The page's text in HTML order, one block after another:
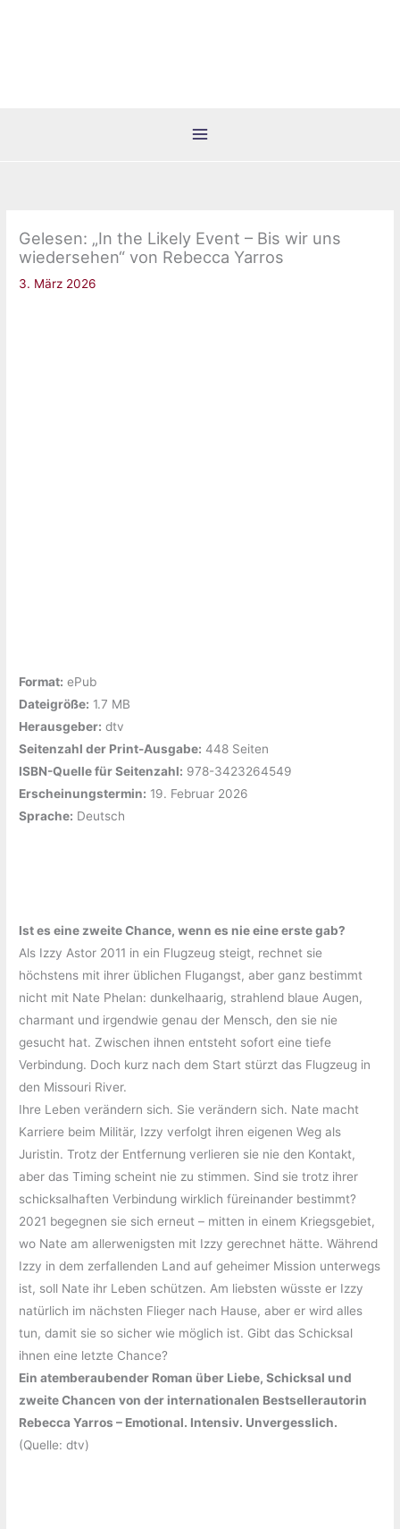
Gelesen: „In the Likely Event – Bis wir uns
wiedersehen“ von Rebecca Yarros
3. März 2026
Format: ePub
Dateigröße: ‎1.7 MB
Herausgeber: ‎dtv
Seitenzahl der Print-Ausgabe: ‎448 Seiten
ISBN-Quelle für Seitenzahl: ‎978-3423264549
Erscheinungstermin: ‎19. Februar 2026
Sprache: ‎Deutsch
Ist es eine zweite Chance, wenn es nie eine erste gab?
Als Izzy Astor 2011 in ein Flugzeug steigt, rechnet sie
höchstens mit ihrer üblichen Flugangst, aber ganz bestimmt
nicht mit Nate Phelan: dunkelhaarig, strahlend blaue Augen,
charmant und irgendwie genau der Mensch, den sie nie
gesucht hat. Zwischen ihnen entsteht sofort eine tiefe
Verbindung. Doch kurz nach dem Start stürzt das Flugzeug in
den Missouri River.
Ihre Leben verändern sich. Sie verändern sich. Nate macht
Karriere beim Militär, Izzy verfolgt ihren eigenen Weg als
Juristin. Trotz der Entfernung verlieren sie nie den Kontakt,
aber das Timing scheint nie zu stimmen. Sind sie trotz ihrer
schicksalhaften Verbindung wirklich füreinander bestimmt?
2021 begegnen sie sich erneut – mitten in einem Kriegsgebiet,
wo Nate am allerwenigsten mit Izzy gerechnet hätte. Während
Izzy in dem zerfallenden Land auf geheimer Mission unterwegs
ist, soll Nate ihr Leben schützen. Am liebsten wüsste er Izzy
natürlich im nächsten Flieger nach Hause, aber er wird alles
tun, damit sie so sicher wie möglich ist. Gibt das Schicksal
ihnen eine letzte Chance?
Ein atemberaubender Roman über Liebe, Schicksal und
zweite Chancen von der internationalen Bestsellerautorin
Rebecca Yarros – Emotional. Intensiv. Unvergesslich.
(Quelle: dtv)